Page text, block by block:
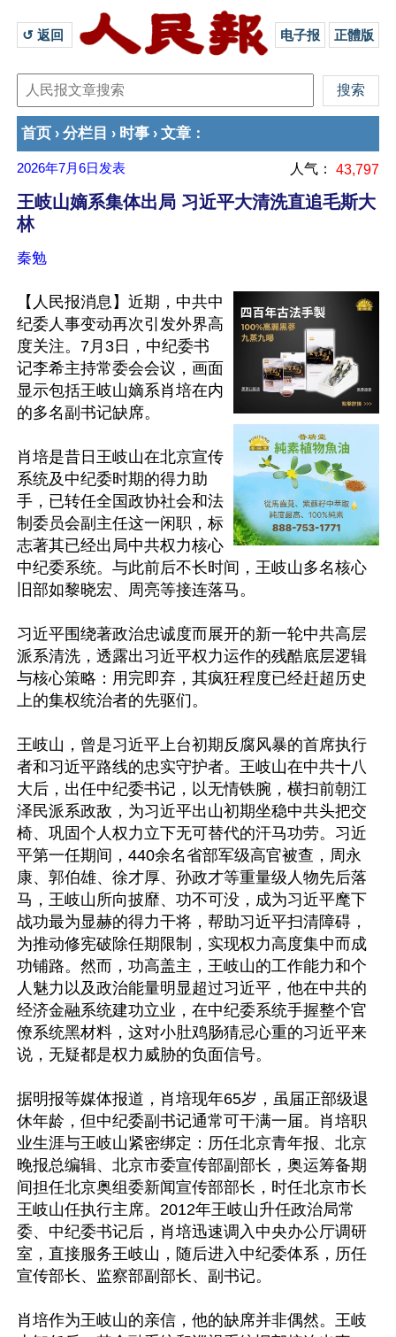
↺ 返回 电子报 正體版
首页 › 分栏目 › 时事 › 文章 ：
2026年7月6日 发表 人气： 43,797
王岐山嫡系集体出局 习近平大清洗直追毛斯大
林
秦勉
【人民报消息】近期，中共中
纪委人事变动再次引发外界高
度关注。7月3日，中纪委书
记李希主持常委会会议，画面
显示包括王岐山嫡系肖培在内
的多名副书记缺席。
肖培是昔日王岐山在北京宣传
系统及中纪委时期的得力助
手，已转任全国政协社会和法
制委员会副主任这一闲职，标
志著其已经出局中共权力核心
中纪委系统。与此前后不长时间，王岐山多名核心
旧部如黎晓宏、周亮等接连落马。
习近平围绕著政治忠诚度而展开的新一轮中共高层
派系清洗，透露出习近平权力运作的残酷底层逻辑
与核心策略：用完即弃，其疯狂程度已经赶超历史
上的集权统治者的先驱们。
王岐山，曾是习近平上台初期反腐风暴的首席执行
者和习近平路线的忠实守护者。王岐山在中共十八
大后，出任中纪委书记，以无情铁腕，横扫前朝江
泽民派系政敌，为习近平出山初期坐稳中共头把交
椅、巩固个人权力立下无可替代的汗马功劳。习近
平第一任期间，440余名省部军级高官被查，周永
康、郭伯雄、徐才厚、孙政才等重量级人物先后落
马，王岐山所向披靡、功不可没，成为习近平麾下
战功最为显赫的得力干将，帮助习近平扫清障碍，
为推动修宪破除任期限制，实现权力高度集中而成
功铺路。然而，功高盖主，王岐山的工作能力和个
人魅力以及政治能量明显超过习近平，他在中共的
经济金融系统建功立业，在中纪委系统手握整个官
僚系统黑材料，这对小肚鸡肠猜忌心重的习近平来
说，无疑都是权力威胁的负面信号。
据明报等媒体报道，肖培现年65岁，虽届正部级退
休年龄，但中纪委副书记通常可干满一届。肖培职
业生涯与王岐山紧密绑定：历任北京青年报、北京
晚报总编辑、北京市委宣传部副部长，奥运筹备期
间担任北京奥组委新闻宣传部部长，时任北京市长
王岐山任执行主席。2012年王岐山升任政治局常
委、中纪委书记后，肖培迅速调入中央办公厅调研
室，直接服务王岐山，随后进入中纪委体系，历任
宣传部长、监察部副部长、副书记。
肖培作为王岐山的亲信，他的缺席并非偶然。王岐